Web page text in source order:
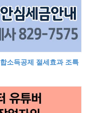
소득공제 절세효과 조특